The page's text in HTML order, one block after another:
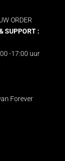
ORDER
SUPPORT :
-17:00 uur
Forever